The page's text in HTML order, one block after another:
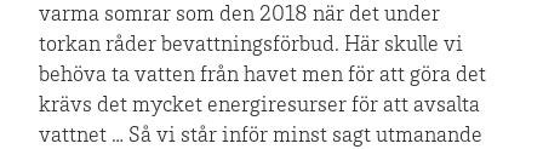
varma somrar som den 2018 när det under
torkan råder bevattningsförbud. Här skulle vi
behöva ta vatten från havet men för att göra det
krävs det mycket energiresurser för att avsalta
vattnet … Så vi står inför minst sagt utmanande